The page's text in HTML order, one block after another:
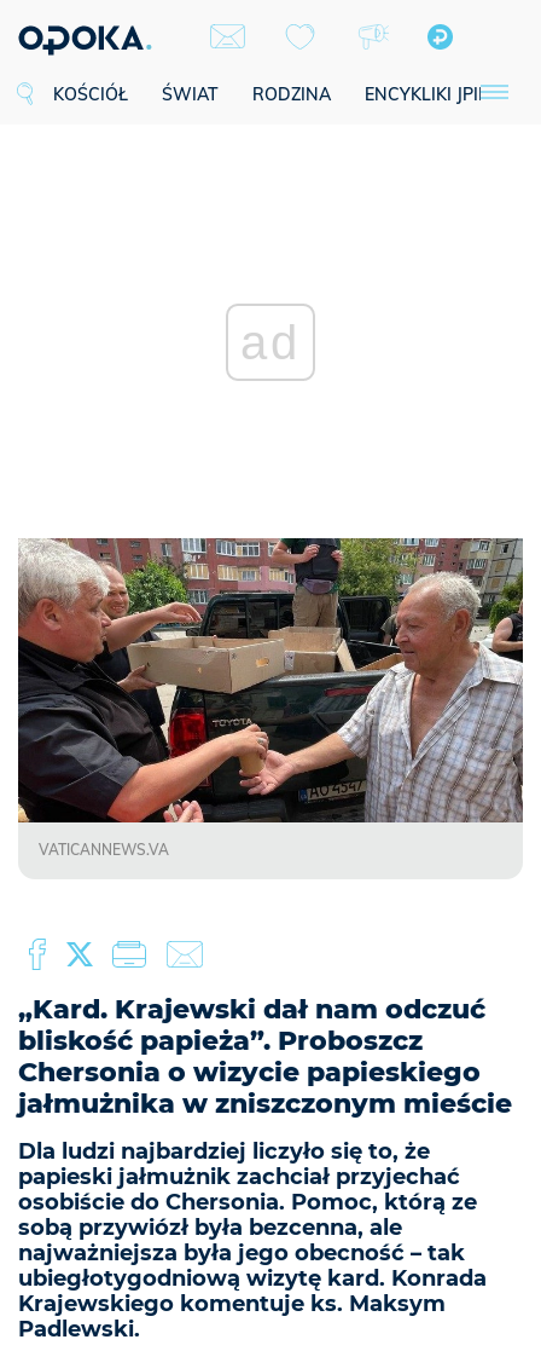
KOŚCIÓŁ ŚWIAT RODZINA ENCYKLIKI JPII
ad
VATICANNEWS.VA
„Kard. Krajewski dał nam odczuć
bliskość papieża”. Proboszcz
Chersonia o wizycie papieskiego
jałmużnika w zniszczonym mieście
Dla ludzi najbardziej liczyło się to, że
papieski jałmużnik zachciał przyjechać
osobiście do Chersonia. Pomoc, którą ze
sobą przywiózł była bezcenna, ale
najważniejsza była jego obecność – tak
ubiegłotygodniową wizytę kard. Konrada
Krajewskiego komentuje ks. Maksym
Padlewski.